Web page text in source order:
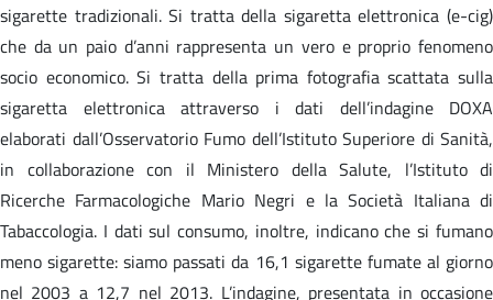
sigarette tradizionali. Si tratta della sigaretta elettronica (e-cig)
che da un paio d’anni rappresenta un vero e proprio fenomeno
socio economico. Si tratta della prima fotografia scattata sulla
sigaretta elettronica attraverso i dati dell’indagine DOXA
elaborati dall’Osservatorio Fumo dell’Istituto Superiore di Sanità,
in collaborazione con il Ministero della Salute, l’Istituto di
Ricerche Farmacologiche Mario Negri e la Società Italiana di
Tabaccologia. I dati sul consumo, inoltre, indicano che si fumano
meno sigarette: siamo passati da 16,1 sigarette fumate al giorno
nel 2003 a 12,7 nel 2013. L’indagine, presentata in occasione